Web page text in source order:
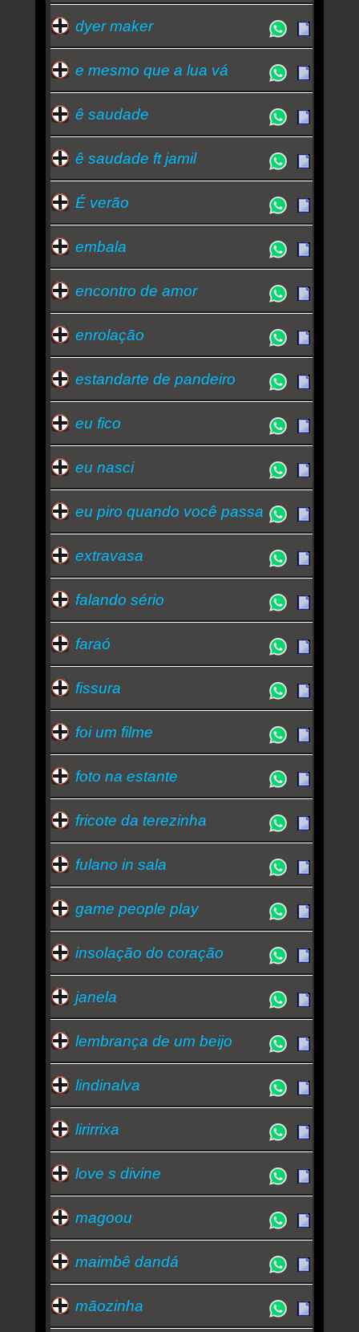
dyer maker
e mesmo que a lua vá
ê saudade
ê saudade ft jamil
É verão
embala
encontro de amor
enrolação
estandarte de pandeiro
eu fico
eu nasci
eu piro quando você passa
extravasa
falando sério
faraó
fissura
foi um filme
foto na estante
fricote da terezinha
fulano in sala
game people play
insolação do coração
janela
lembrança de um beijo
lindinalva
lirirrixa
love s divine
magoou
maimbê dandá
mãozinha